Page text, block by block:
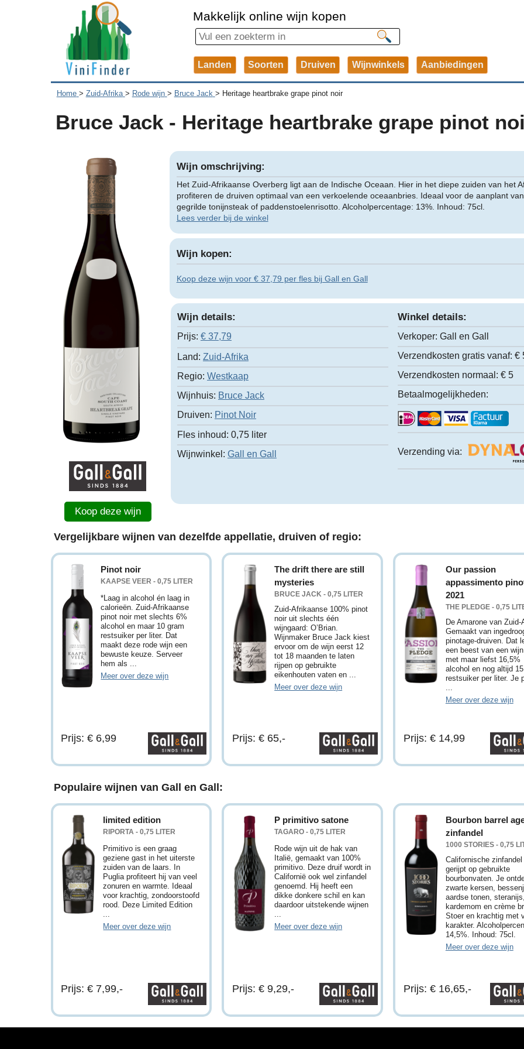
Makkelijk online wijn kopen
Landen Soorten Druiven Wijnwinkels Aanbiedingen
Home > Zuid-Afrika > Rode wijn > Bruce Jack > Heritage heartbrake grape pinot noir
Bruce Jack - Heritage heartbrake grape pinot
Koop deze wijn
Wijn omschrijving:
Het Zuid-Afrikaanse Overberg ligt aan de Indische Oceaan. Hier in het diepe zuiden van het
profiteren de druiven optimaal van een verkoelende oceaanbries. Ideaal voor de aanplant
gegrilde tonijnsteak of paddenstoelenrisotto. Alcoholpercentage: 13%. Inhoud: 75cl.
Lees verder bij de winkel
Wijn kopen:
Koop deze wijn voor € 37,79 per fles bij Gall en Gall
Wijn details:
Prijs: € 37,79
Land: Zuid-Afrika
Regio: Westkaap
Wijnhuis: Bruce Jack
Druiven: Pinot Noir
Fles inhoud: 0,75 liter
Wijnwinkel: Gall en Gall
Winkel details:
Verkoper: Gall en Gall
Verzendkosten gratis vanaf: €
Verzendkosten normaal: € 5
Betaalmogelijkheden:
Verzending via:
Vergelijkbare wijnen van dezelfde appellatie, druiven of regio:
Pinot noir
KAAPSE VEER - 0,75 LITER
*Laag in alcohol én laag in
calorieën. Zuid-Afrikaanse
pinot noir met slechts 6%
alcohol en maar 10 gram
restsuiker per liter. Dat
maakt deze rode wijn een
bewuste keuze. Serveer
hem als ...
Meer over deze wijn
Prijs: € 6,99
The drift there are still
mysteries
BRUCE JACK - 0,75 LITER
Zuid-Afrikaanse 100% pinot
noir uit slechts één
wijngaard: O’Brian.
Wijnmaker Bruce Jack kiest
ervoor om de wijn eerst 12
tot 18 maanden te laten
rijpen op gebruikte
eikenhouten vaten en ...
Meer over deze wijn
Prijs: € 65,-
Our passion
appassimento
2021
THE PLEDGE - 0,75
De Amarone van Zuid-
Gemaakt van
pinotage-druiven. Dat
een beest van een
met maar liefst 16,5%
alcohol en nog altijd
restsuiker per liter. Je
Meer over deze wijn
Prijs: € 14,99
Populaire wijnen van Gall en Gall:
limited edition
RIPORTA - 0,75 LITER
Primitivo is een graag
geziene gast in het uiterste
zuiden van de laars. In
Puglia profiteert hij van veel
zonuren en warmte. Ideaal
voor krachtig, zondoorstoofd
rood. Deze Limited Edition
Meer over deze wijn
Prijs: € 7,99,-
P primitivo satone
TAGARO - 0,75 LITER
Rode wijn uit de hak van
Italië, gemaakt van 100%
primitivo. Deze druif wordt in
Californië ook wel zinfandel
genoemd. Hij heeft een
dikke donkere schil en kan
daardoor uitstekende wijnen
Meer over deze wijn
Prijs: € 9,29,-
Bourbon barrel
zinfandel
1000 STORIES - 0,75
Californische zinfandel
gerijpt op gebruikte
bourbonvaten. Je
zwarte kersen,
aardse tonen,
kardemom en crème
Stoer en krachtig met
karakter.
14,5%. Inhoud: 75cl.
Meer over deze wijn
Prijs: € 16,65,-